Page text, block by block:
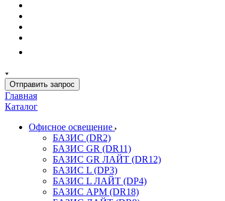
Отправить запрос
Главная
Каталог
Офисное освещение
БАЗИС (DR2)
БАЗИС GR (DR11)
БАЗИС GR ЛАЙТ (DR12)
БАЗИС L (DP3)
БАЗИС L ЛАЙТ (DP4)
БАЗИС АРМ (DR18)